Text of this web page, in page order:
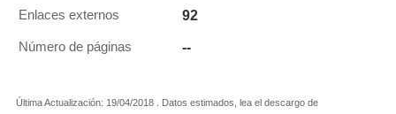
Enlaces externos 92
Número de páginas --
Última Actualización: 19/04/2018 . Datos estimados, lea el descargo de